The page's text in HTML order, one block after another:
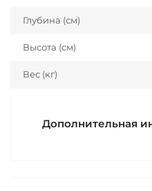
Глубина (см)
Высота (см)
Вес (кг)
Дополнительная